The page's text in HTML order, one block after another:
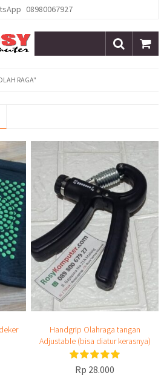
08980067927
RAGA"
Handgrip Olahraga tangan
Adjustable (bisa diatur kerasnya)
Rp 28.000